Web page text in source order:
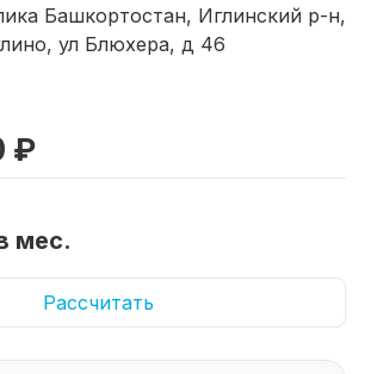
Башкортостан, Иглинский р-н,
ул Блюхера, д 46
₽
мес.
Рассчитать